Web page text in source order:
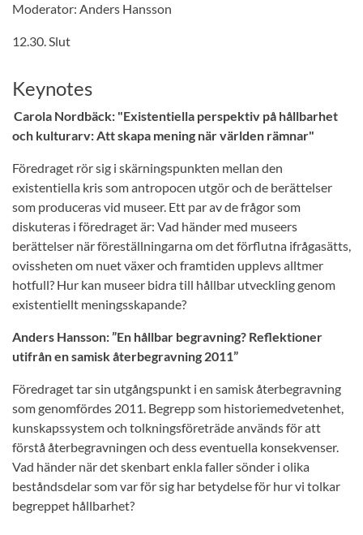
Moderator: Anders Hansson
12.30. Slut
Keynotes
Carola Nordbäck: "Existentiella perspektiv på hållbarhet
och kulturarv: Att skapa mening när världen rämnar"
Föredraget rör sig i skärningspunkten mellan den
existentiella kris som antropocen utgör och de berättelser
som produceras vid museer. Ett par av de frågor som
diskuteras i föredraget är: Vad händer med museers
berättelser när föreställningarna om det förflutna ifrågasätts,
ovissheten om nuet växer och framtiden upplevs alltmer
hotfull? Hur kan museer bidra till hållbar utveckling genom
existentiellt meningsskapande?
Anders Hansson: ”En hållbar begravning? Reflektioner
utifrån en samisk återbegravning 2011”
Föredraget tar sin utgångspunkt i en samisk återbegravning
som genomfördes 2011. Begrepp som historiemedvetenhet,
kunskapssystem och tolkningsföreträde används för att
förstå återbegravningen och dess eventuella konsekvenser.
Vad händer när det skenbart enkla faller sönder i olika
beståndsdelar som var för sig har betydelse för hur vi tolkar
begreppet hållbarhet?